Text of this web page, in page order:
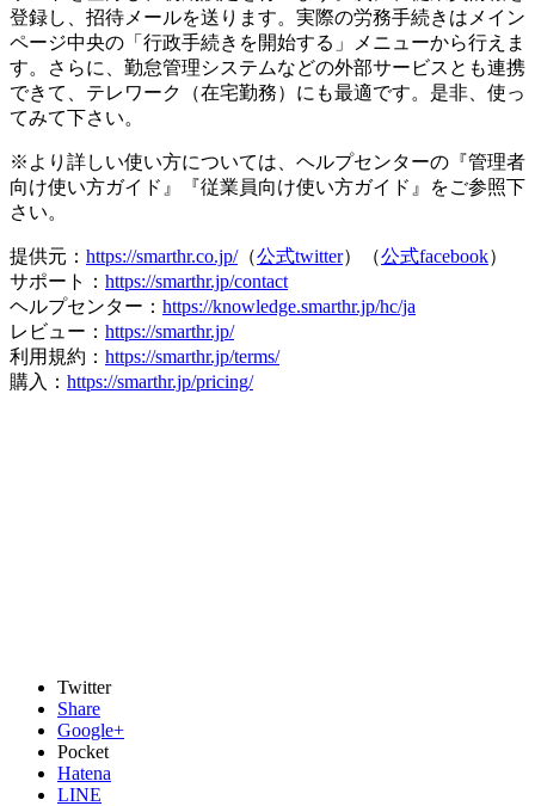
登録し、招待メールを送ります。実際の労務手続きはメイン
ページ中央の「行政手続きを開始する」メニューから行えま
す。さらに、勤怠管理システムなどの外部サービスとも連携
できて、テレワーク（在宅勤務）にも最適です。是非、使っ
てみて下さい。
※より詳しい使い方については、ヘルプセンターの『管理者
向け使い方ガイド』『従業員向け使い方ガイド』をご参照下
さい。
提供元： https://smarthr.co.jp/（公式twitter）（公式facebook）
サポート： https://smarthr.jp/contact
ヘルプセンター： https://knowledge.smarthr.jp/hc/ja
レビュー： https://smarthr.jp/
利用規約： https://smarthr.jp/terms/
購入： https://smarthr.jp/pricing/
Twitter
Share
Google+
Pocket
Hatena
LINE